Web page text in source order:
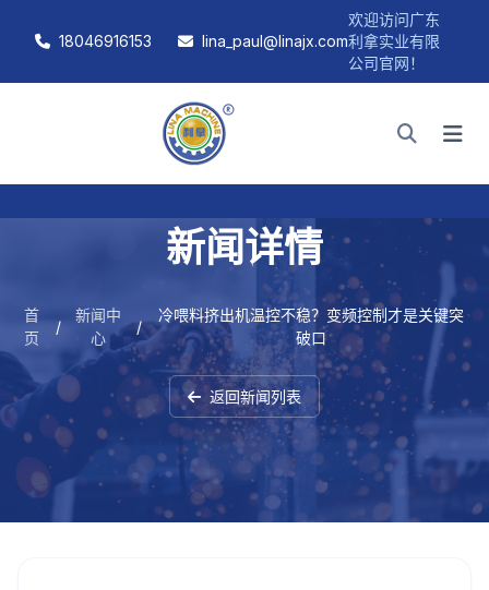
18046916153 lina_paul@linajx.com
欢迎访问广东
利拿实业有限
公司官网！
新闻详情
首
页
/
新闻中
心
/
冷喂料挤出机温控不稳？变频控制才是关键突
破口
返回新闻列表